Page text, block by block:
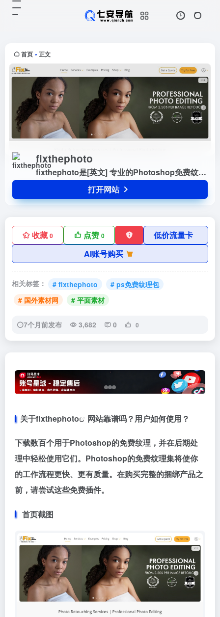
首页 • 正文
fixthephoto
fixthephoto是[英文] 专业的Photoshop免费纹理包。
打开网站
收藏 0 点赞0
低价流量卡
AI账号购买
相关标签： # fixthephoto
# ps免费纹理包
# 国外素材网
# 平面素材
7个月前发布 3,682 0 0
关于fixthephoto 网站靠谱吗？用户如何使用？
下载数百个用于Photoshop的免费纹理，并在后期处
理中轻松使用它们。Photoshop的免费纹理集将使你
的工作流程更快、更有质量。在购买完整的捆绑产品之
前，请尝试这些免费插件。
首页截图